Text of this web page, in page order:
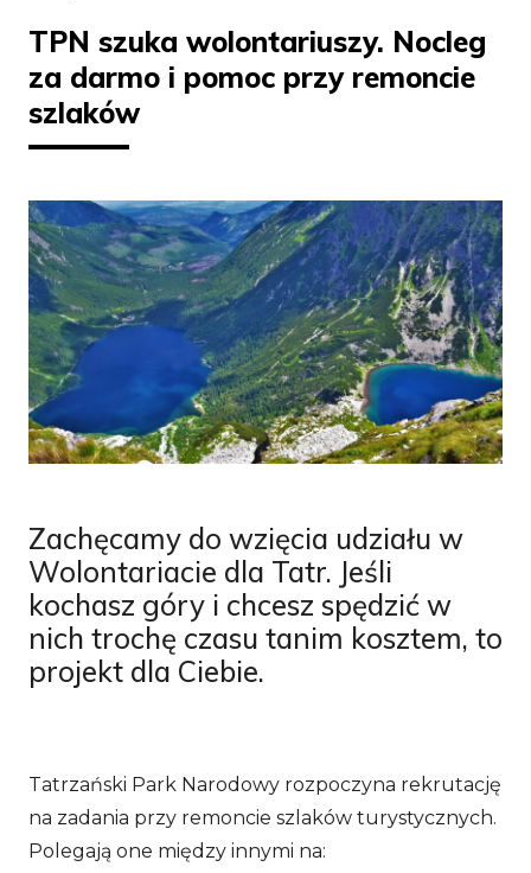
TPN szuka wolontariuszy. Nocleg
za darmo i pomoc przy remoncie
szlaków
Zachęcamy do wzięcia udziału w
Wolontariacie dla Tatr. Jeśli
kochasz góry i chcesz spędzić w
nich trochę czasu tanim kosztem, to
projekt dla Ciebie.
Tatrzański Park Narodowy rozpoczyna rekrutację
na zadania przy remoncie szlaków turystycznych.
Polegają one między innymi na: